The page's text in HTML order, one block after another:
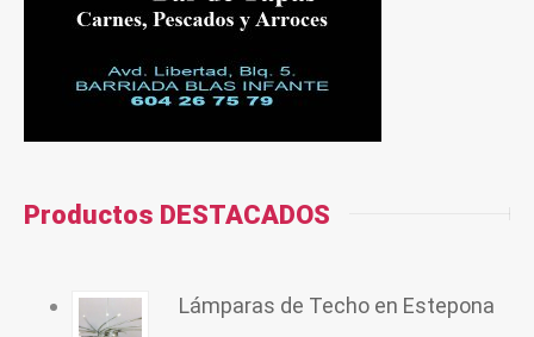
Productos DESTACADOS
Lámparas de Techo en Estepona